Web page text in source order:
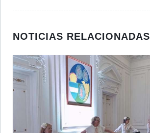
NOTICIAS RELACIONADAS